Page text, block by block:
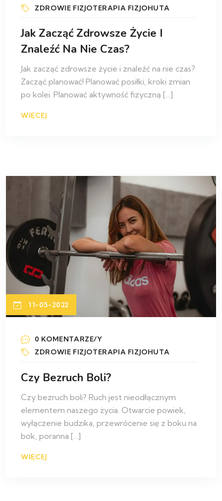
ZDROWIE FIZJOTERAPIA FIZJOHUTA
Jak Zacząć Zdrowsze Życie I
Znaleźć Na Nie Czas?
Jak zacząć zdrowsze życie i znaleźć na nie czas?
Zacząć planować! Planować posiłki, kroki zmian
po kolei. Planować aktywność fizyczną […]
WIĘCEJ
11-05-2022
0 KOMENTARZE/Y
ZDROWIE FIZJOTERAPIA FIZJOHUTA
Czy Bezruch Boli?
Czy bezruch boli? Ruch jest nieodłącznym
elementem naszego życia. Otwarcie powiek,
wyłączenie budzika, przewrócenie się z boku na
bok, poranna […]
WIĘCEJ